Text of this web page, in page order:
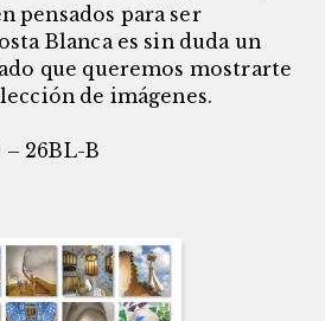
pensados para ser
Blanca es sin duda un
que queremos mostrarte
de imágenes.
– 26BL-B